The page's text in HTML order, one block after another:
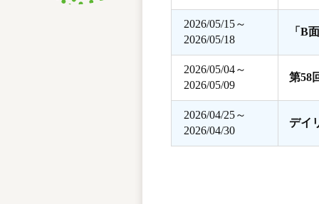
2026/05/15～
2026/05/18
「B
2026/05/04～
2026/05/09
第58
2026/04/25～
2026/04/30
デイ